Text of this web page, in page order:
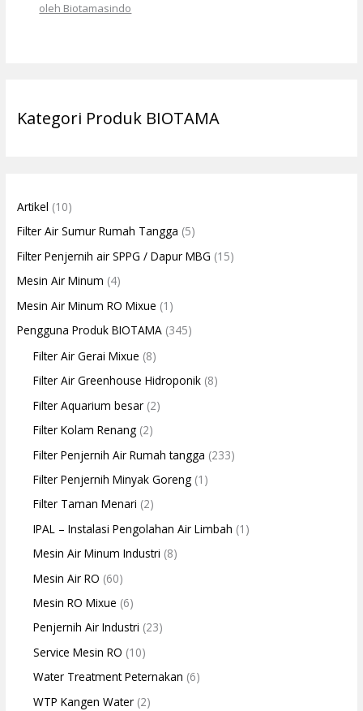
oleh Biotamasindo
Kategori Produk BIOTAMA
Artikel (10)
Filter Air Sumur Rumah Tangga (5)
Filter Penjernih air SPPG / Dapur MBG (15)
Mesin Air Minum (4)
Mesin Air Minum RO Mixue (1)
Pengguna Produk BIOTAMA (345)
Filter Air Gerai Mixue (8)
Filter Air Greenhouse Hidroponik (8)
Filter Aquarium besar (2)
Filter Kolam Renang (2)
Filter Penjernih Air Rumah tangga (233)
Filter Penjernih Minyak Goreng (1)
Filter Taman Menari (2)
IPAL – Instalasi Pengolahan Air Limbah (1)
Mesin Air Minum Industri (8)
Mesin Air RO (60)
Mesin RO Mixue (6)
Penjernih Air Industri (23)
Service Mesin RO (10)
Water Treatment Peternakan (6)
WTP Kangen Water (2)